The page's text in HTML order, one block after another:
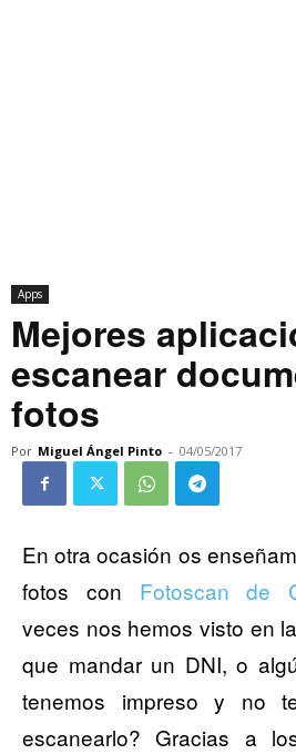
Apps
Mejores
escanear
fotos
Por Miguel Ángel Pinto - 04/05/2017
En otra ocasión os
fotos con Fotoscan de
veces nos hemos visto en
que mandar un DNI, o
tenemos impreso y no
escanearlo? Gracias a